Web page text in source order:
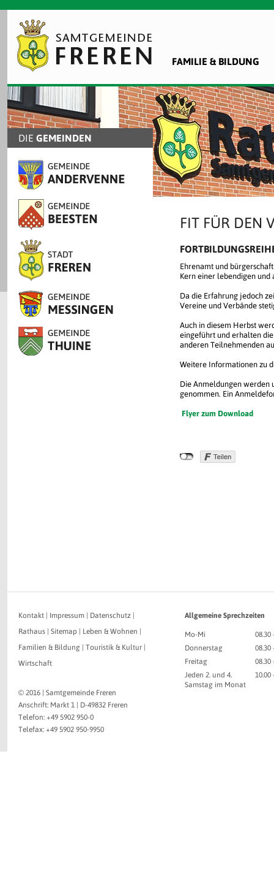
FAMILIE & BILDUNG
DIE GEMEINDEN
FIT FÜR DEN
Ehrenamt und
Kern einer lebendigen
Da die Erfahrung jedoch
Vereine und Verbände
Auch in diesem Herbst
eingeführt und erhalten
anderen Teilnehmenden
Weitere Informationen zu
Die Anmeldungen werden
genommen. Ein
Flyer zum Download
Kontakt Impressum Datenschutz
Rathaus
Sitemap Leben & Wohnen
Familien & Bildung
Touristik & Kultur
Wirtschaft
© 2016 | Samtgemeinde Freren
Anschrift: Markt 1 | D-49832 Freren
Telefon: +49 5902 950-0
Telefax: +49 5902 950-9950
Allgemeine Sprechzeiten
Mo-Mi
08.30
Donnerstag
08.30
Freitag
08.30
Jeden 2. und 4.
Samstag im Monat